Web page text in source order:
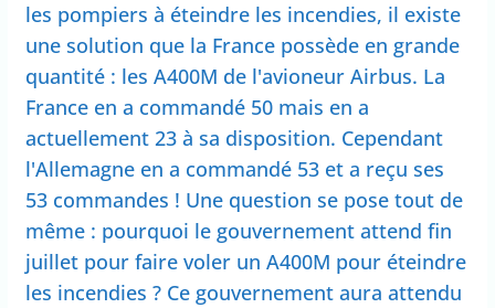
les pompiers à éteindre les incendies, il existe
une solution que la France possède en grande
quantité : les A400M de l'avioneur Airbus. La
France en a commandé 50 mais en a
actuellement 23 à sa disposition. Cependant
l'Allemagne en a commandé 53 et a reçu ses
53 commandes ! Une question se pose tout de
même : pourquoi le gouvernement attend fin
juillet pour faire voler un A400M pour éteindre
les incendies ? Ce gouvernement aura attendu